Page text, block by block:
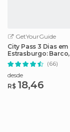
GetYourGuide
City Pass 3 Dias em
Estrasburgo: Barco,
Museus e Mais
(66)
desde
R$ 18,46